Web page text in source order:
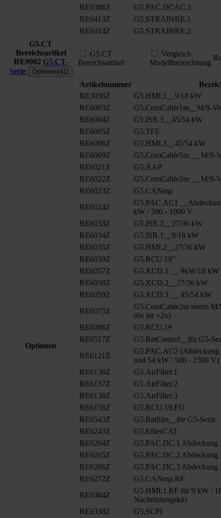
RE6386Z
G5.PAC.DCAC.1
RE6413Z
G5.STRAINRE.1
RE6414Z
G5.STRAINRE.2
G5.CT
Bereichsartikel
RE9902 G5.CT-
Serie
Optionen(41)
G5.CT
Bereichsartikel
Vergleich
Modellbezeichnung
Optionen
Artikelnummer
RE3036Z
G5.HMI.1__9/18 kW
RE6003Z
G5.ComCable1m__M/S-
RE6004Z
G5.ISR.3__45/54 kW
RE6005Z
G5.TFE
RE6006Z
G5.HMI.3__45/54 kW
RE6009Z
G5.ComCable5m __ M/S-
RE6021Z
G5.AAP
RE6022Z
G5.ComCable2m __ M/S-
RE6023Z
G5.CANmp
RE6024Z
G5.PAC.AC1
kW / 500 - 1000 V
RE6033Z
G5.ISR.2__27/36 kW
RE6034Z
G5.ISR.1__9/18 kW
RE6035Z
G5.HMI.2__27/36 kW
RE6039Z
G5.RCU 19"
RE6057Z
G5.XCD.1 __ 9kW/18 kW
RE6058Z
G5.XCD.2__27/36 kW
RE6059Z
G5.XCD.3 __ 45/54 kW
RE6075Z
G5.ComCable2m intern
(6x int +2x)
RE6086Z
G5.RCU.19
RE6517Z
G5.BatControl__für G5-
RE6121Z
G5.PAC.AC2
und 54 kW / 500 - 1500 V)
RE6136Z
G5.AirFilter.1
RE6137Z
G5.AirFilter.2
RE6138Z
G5.AirFilter.3
RE6156Z
G5.RCU.19.FD
RE6543Z
G5.BatSim__für G5-Serie
RE6243Z
G5.EtherCAT
RE6264Z
G5.PAC.DC.1
RE6265Z
G5.PAC.DC.2
RE6266Z
G5.PAC.DC.3
RE6272Z
G5.CANmp.RF
RE6304Z
G5.HMI.1.RF für 9 kW /
Nachrüstungskit)
RE6338Z
G5.SCPI